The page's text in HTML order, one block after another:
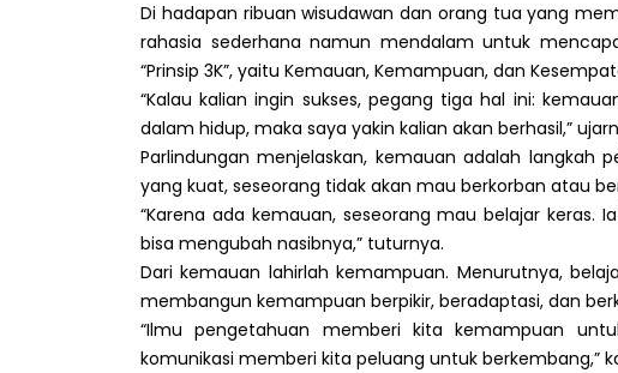
Di hadapan ribuan wisudawan dan orang tua yang
rahasia sederhana namun mendalam untuk
“Prinsip 3K”, yaitu Kemauan, Kemampuan, dan
“Kalau kalian ingin sukses, pegang tiga hal ini:
dalam hidup, maka saya yakin kalian akan berhasil,”
Parlindungan menjelaskan, kemauan adalah langkah
yang kuat, seseorang tidak akan mau berkorban atau
“Karena ada kemauan, seseorang mau belajar keras.
bisa mengubah nasibnya,” tuturnya.
Dari kemauan lahirlah kemampuan. Menurutnya,
membangun kemampuan berpikir, beradaptasi, dan
“Ilmu pengetahuan memberi kita kemampuan
komunikasi memberi kita peluang untuk berkembang,”